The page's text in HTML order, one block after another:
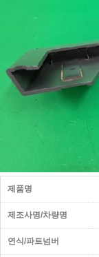
제품명
제조사명/차량명
연식/파트넘버